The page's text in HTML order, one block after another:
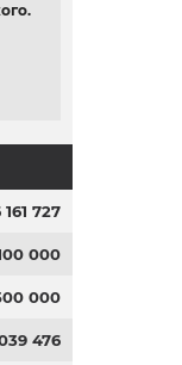
727
000
000
476